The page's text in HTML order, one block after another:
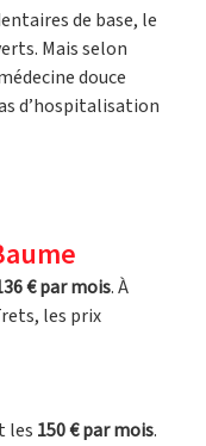
de base, le
Mais selon
douce
d’hospitalisation
€ par mois. À
les prix
les 150 € par mois.